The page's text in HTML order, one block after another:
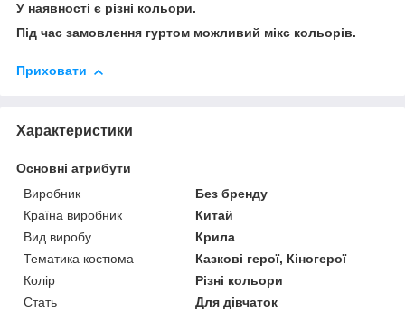
У наявності є різні кольори.
Під час замовлення гуртом можливий мікс кольорів.
Приховати
Характеристики
Основні атрибути
Виробник
Без бренду
Країна виробник
Китай
Вид виробу
Крила
Тематика костюма
Казкові герої, Кіногерої
Колір
Різні кольори
Стать
Для дівчаток